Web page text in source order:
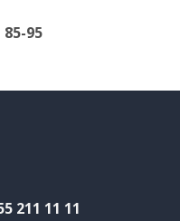
95
211 11 11